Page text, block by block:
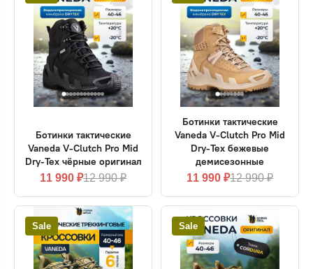
Ботинки тактические
Vaneda V-Clutch Pro Mid
Dry-Tex чёрные оригинал
11 990 ₽12 990 ₽
Ботинки тактические
Vaneda V-Clutch Pro Mid
Dry-Tex бежевые
демисезонные
11 990 ₽12 990 ₽
Sale Sale